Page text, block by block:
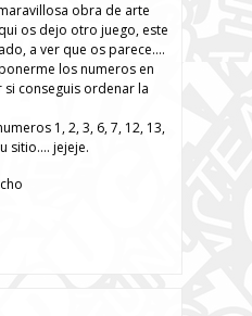
obra de arte
os dejo otro juego, este
a ver que os parece….
los numeros en
conseguis ordenar la
1, 2, 3, 6, 7, 12, 13,
sitio…. jejeje.